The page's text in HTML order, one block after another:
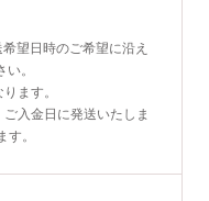
望日時のご希望に沿え
。
ます。
入金日に発送いたしま
。